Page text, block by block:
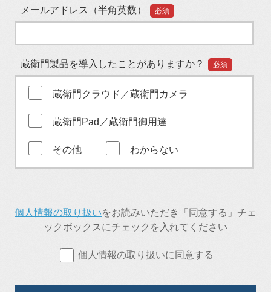
メールアドレス（半角英数） 必須
蔵衛門製品を導入したことがありますか？ 必須
蔵衛門クラウド／蔵衛門カメラ
蔵衛門Pad／蔵衛門御用達
その他 わからない
個人情報の取り扱いをお読みいただき「同意する」チェ
ックボックスにチェックを入れてください
個人情報の取り扱いに同意する